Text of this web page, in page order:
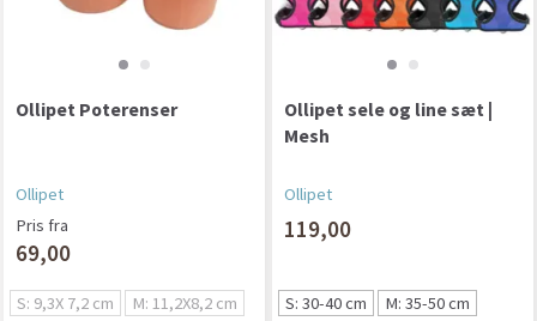
Ollipet Poterenser
Ollipet
Pris fra
69,00
S: 9,3X 7,2 cm
M: 11,2X8,2 cm
Ollipet sele og line sæt |
Mesh
Ollipet
119,00
S: 30-40 cm
M: 35-50 cm